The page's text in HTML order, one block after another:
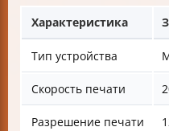
Характеристика
Тип устройства
Скорость печати
Разрешение печати